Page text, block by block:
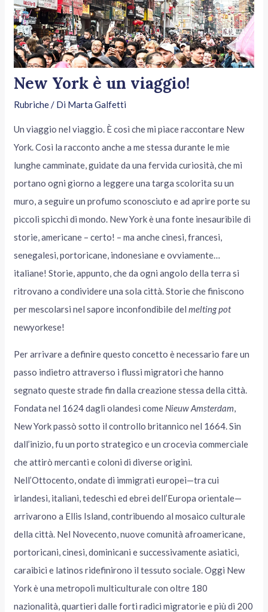
New York è un viaggio!
Rubriche/ Di Marta Galfetti
Un viaggio nel viaggio. È così che mi piace raccontare New
York. Così la racconto anche a me stessa durante le mie
lunghe camminate, guidate da una fervida curiosità, che mi
portano ogni giorno a leggere una targa scolorita su un
muro, a seguire un profumo sconosciuto e ad aprire porte su
piccoli spicchi di mondo. New York è una fonte inesauribile di
storie, americane – certo! – ma anche cinesi, francesi,
senegalesi, portoricane, indonesiane e ovviamente…
italiane! Storie, appunto, che da ogni angolo della terra si
ritrovano a condividere una sola città. Storie che finiscono
per mescolarsi nel sapore inconfondibile delmelting pot
newyorkese!
Per arrivare a definire questo concetto è necessario fare un
passo indietro attraverso i flussi migratori che hanno
segnato queste strade fin dalla creazione stessa della città.
Fondata nel 1624 dagli olandesi come Nieuw Amsterdam,
New York passò sotto il controllo britannico nel 1664. Sin
dall’inizio, fu un porto strategico e un crocevia commerciale
che attirò mercanti e coloni di diverse origini.
Nell’Ottocento, ondate di immigrati europei—tra cui
irlandesi, italiani, tedeschi ed ebrei dell’Europa orientale—
arrivarono a Ellis Island, contribuendo al mosaico culturale
della città. Nel Novecento, nuove comunità afroamericane,
portoricani, cinesi, dominicani e successivamente asiatici,
caraibici e latinos ridefinirono il tessuto sociale. Oggi New
York è una metropoli multiculturale con oltre 180
nazionalità, quartieri dalle forti radici migratorie e più di 200